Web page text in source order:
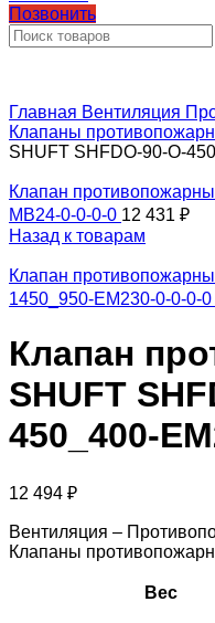
Позвонить
Главная Вентиляция
Клапаны
SHUFT SHFDO-90-O-
Клапан
MB24-0-0-0-0 12 431 ₽
Назад к товарам
Клапан
1450_950-EM230-0-0-0-0
Клапан
SHUFT
450_400-
12 494 ₽
Вентиляция –
Клапаны
Вес